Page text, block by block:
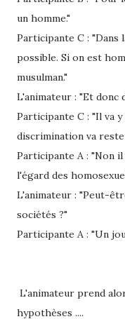
un homme."
Participante C : "Dans
possible. Si on est
musulman."
L'animateur : "Et donc
Participante C : "Il va
discrimination va
Participante A : "Non
l'égard des
L'animateur : "Peut-
sociétés ?"
Participante A : "Un
L'animateur prend
hypothèses ....